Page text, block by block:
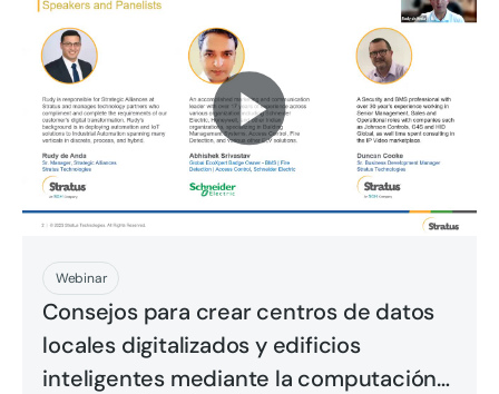
Webinar
Consejos para crear centros de datos
locales digitalizados y edificios
inteligentes mediante la computación
Juega ahora